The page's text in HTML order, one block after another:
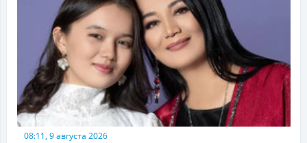
08:11, 9 августа 2026